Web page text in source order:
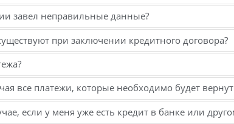
завел неправильные данные?
при заключении кредитного договора?
все платежи, которые необходимо будет
если у меня уже есть кредит в банке или